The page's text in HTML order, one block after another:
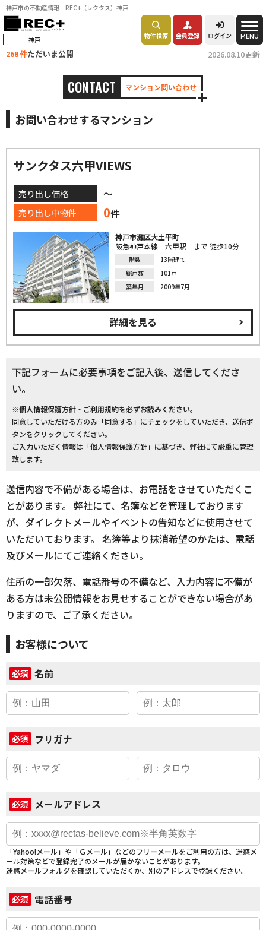
神戸市の不動産情報 REC+（レクタス）神戸
神戸 物件検索 会員登録 ログイン MENU
268 件ただいま公開 2026.08.10更新
CONTACT マンション問い合わせ
お問い合わせするマンション
サンクタス六甲VIEWS
売り出し価格 ～
売り出し中物件 0件
神戸市灘区大土平町
阪急神戸本線 六甲駅 まで 徒歩10分
階数
13階建て
総戸数
101戸
築年月
2009年7月
詳細を見る
下記フォームに必要事項をご記入後、送信してくださ
い。
※個人情報保護方針・ご利用規約を必ずお読みください。
同意していただける方のみ「同意する」にチェックをしていただき、送信ボ
タンをクリックしてください。
ご入力いただく情報は「個人情報保護方針」に基づき、弊社にて厳重に管理
致します。
送信内容で不備がある場合は、お電話をさせていただくこ
とがあります。 弊社にて、名簿などを管理しております
が、ダイレクトメールやイベントの告知などに使用させて
いただいております。 名簿等より抹消希望のかたは、電話
及びメールにてご連絡ください。
住所の一部欠落、電話番号の不備など、入力内容に不備が
ある方は未公開情報をお見せすることができない場合があ
りますので、ご了承ください。
お客様について
必須 名前
必須 フリガナ
必須 メールアドレス
「Yahoo!メール」や「Ｇメール」などのフリーメールをご利用の方は、迷惑メ
ール対策などで登録完了のメールが届かないことがあります。
迷惑メールフォルダを確認していただくか、別のアドレスで登録ください。
必須 電話番号